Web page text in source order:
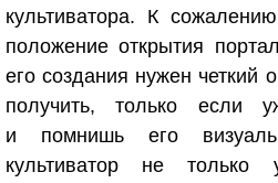
культиватора. К
положение открытия
его создания нужен четкий
получить, только если
и помнишь его
культиватор не только